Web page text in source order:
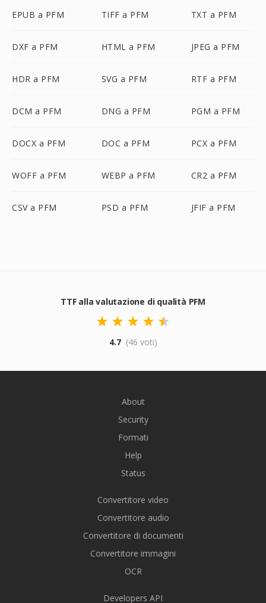
EPUB a PFM TIFF a PFM TXT a PFM
DXF a PFM HTML a PFM JPEG a PFM
HDR a PFM SVG a PFM RTF a PFM
DCM a PFM DNG a PFM PGM a PFM
DOCX a PFM DOC a PFM PCX a PFM
WOFF a PFM WEBP a PFM CR2 a PFM
CSV a PFM PSD a PFM JFIF a PFM
TTF alla valutazione di qualità PFM
4.7 (46 voti)
About
Security
Formati
Help
Status
Convertitore video
Convertitore audio
Convertitore di documenti
Convertitore immagini
OCR
Developers API